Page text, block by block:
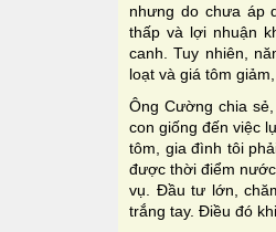
nhưng do chưa áp
thấp và lợi nhuận
canh. Tuy nhiên,
loạt và giá tôm
Ông Cường chia
con giống đến việc
tôm, gia đình tôi
được thời điểm
vụ. Đầu tư lớn,
trắng tay. Điều đó